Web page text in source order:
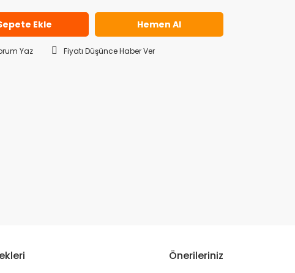
Ekle Hemen Al
Yaz Fiyatı Düşünce Haber Ver
Önerileriniz